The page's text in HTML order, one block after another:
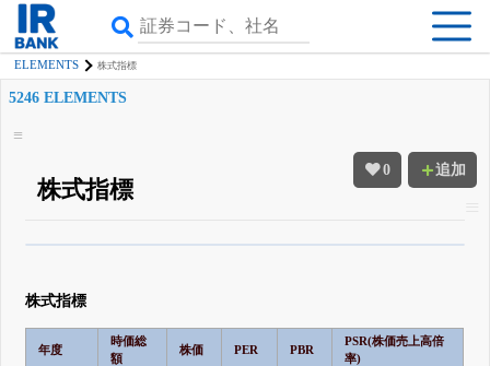
ELEMENTS 株式指標
0 追加
5246 ELEMENTS
株式指標
登録すると永久30%OFFと米株版の先行利用も付きます
株式指標
年度
時価総
額
株価 PER PBR
PSR(株価売上高倍
率)